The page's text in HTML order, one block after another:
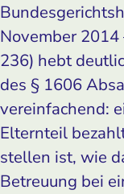
November 2014
236) hebt
des § 1606
vereinfachend:
Elternteil
stellen ist, wie
Betreuung bei